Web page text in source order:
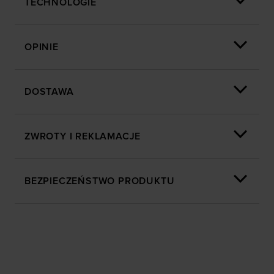
TECHNOLOGIE
OPINIE
DOSTAWA
ZWROTY I REKLAMACJE
BEZPIECZEŃSTWO PRODUKTU